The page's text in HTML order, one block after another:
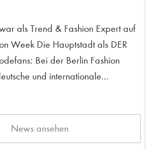
als Trend & Fashion Expert auf
Week Die Hauptstadt als DER
Bei der Berlin Fashion
und internationale...
News ansehen